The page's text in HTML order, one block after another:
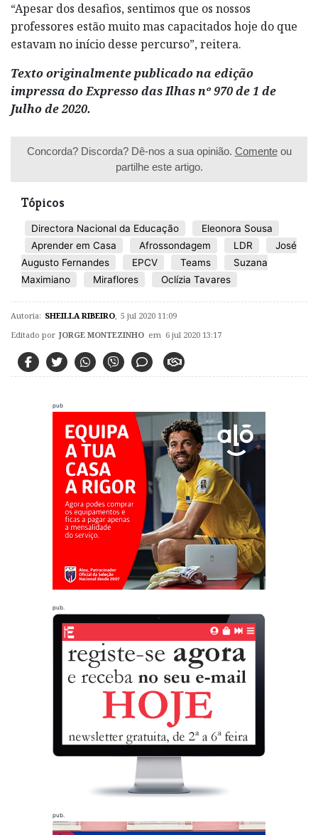
“Apesar dos desafios, sentimos que os nossos
professores estão muito mas capacitados hoje do que
estavam no início desse percurso”, reitera.
Texto originalmente publicado na edição
impressa do Expresso das Ilhas nº 970 de 1 de
Julho de 2020.
Concorda? Discorda? Dê-nos a sua opinião. Comenteou
partilhe este artigo.
Tópicos
Directora Nacional da Educação
Eleonora Sousa
Aprender em Casa
Afrossondagem LDR
José
Augusto Fernandes
EPCV Teams
Suzana
Maximiano
Miraflores Oclízia Tavares
Autoria: SHEILLA RIBEIRO, 5 jul 2020 11:09
Editado por JORGE MONTEZINHO em 6 jul 2020 13:17
pub
pub.
pub.